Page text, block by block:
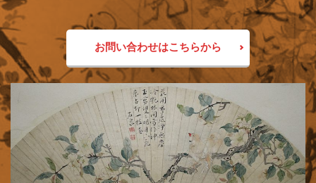
お問い合わせはこちらから